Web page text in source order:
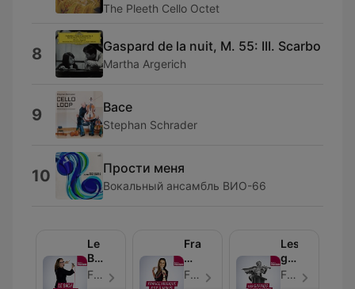
The Pleeth Cello Octet
8 Gaspard de la nuit, M. 55: III. Scarbo
Martha Argerich
9 Bace
Stephan Schrader
10 Прости меня
Вокальный ансамбль ВИО-66
Le
Bach
du
dimanche
France Musique - ตอน 18
France
Musique
estFrance Musique - ตอน 46
Les
grands
interprètes
France Musique - ตอน 20